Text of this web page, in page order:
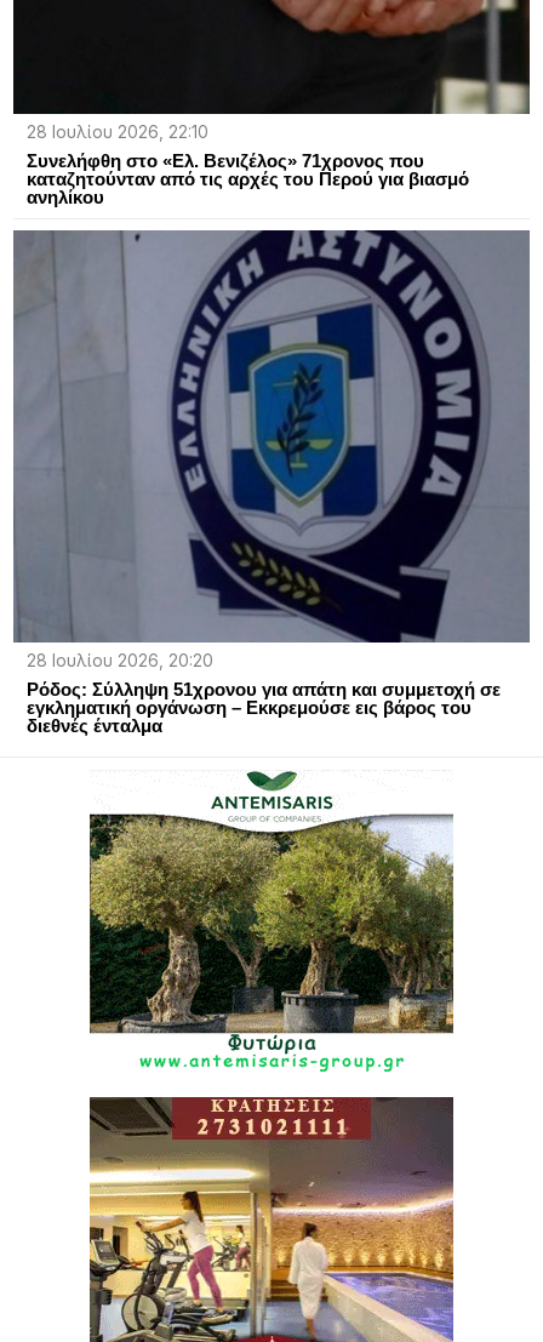
28 Ιουλίου 2026, 22:10
Συνελήφθη στο «Ελ. Βενιζέλος» 71χρονος που
καταζητούνταν από τις αρχές του Περού για βιασμό
ανηλίκου
28 Ιουλίου 2026, 20:20
Ρόδος: Σύλληψη 51χρονου για απάτη και συμμετοχή σε
εγκληματική οργάνωση – Eκκρεμούσε εις βάρος του
διεθνές ένταλμα